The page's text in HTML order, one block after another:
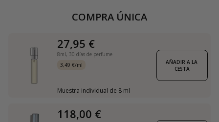
COMPRA ÚNICA
27,95 €
8ml, 30 días de perfume
3,49 €/ml
Muestra individual de 8 ml
AÑADIR A LA
CESTA
118,00 €